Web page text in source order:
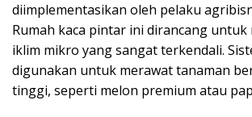
diimplementasikan oleh pelaku
Rumah kaca pintar ini dirancang untuk
iklim mikro yang sangat terkendali.
digunakan untuk merawat tanaman
tinggi, seperti melon premium atau